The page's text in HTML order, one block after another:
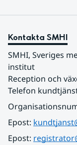
Kontakta SMHI
SMHI, Sveriges
institut
Reception och
Telefon
Epost:
Epost: